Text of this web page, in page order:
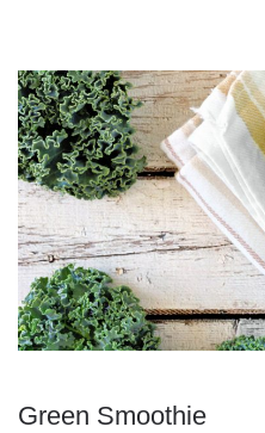
Green Smoothie